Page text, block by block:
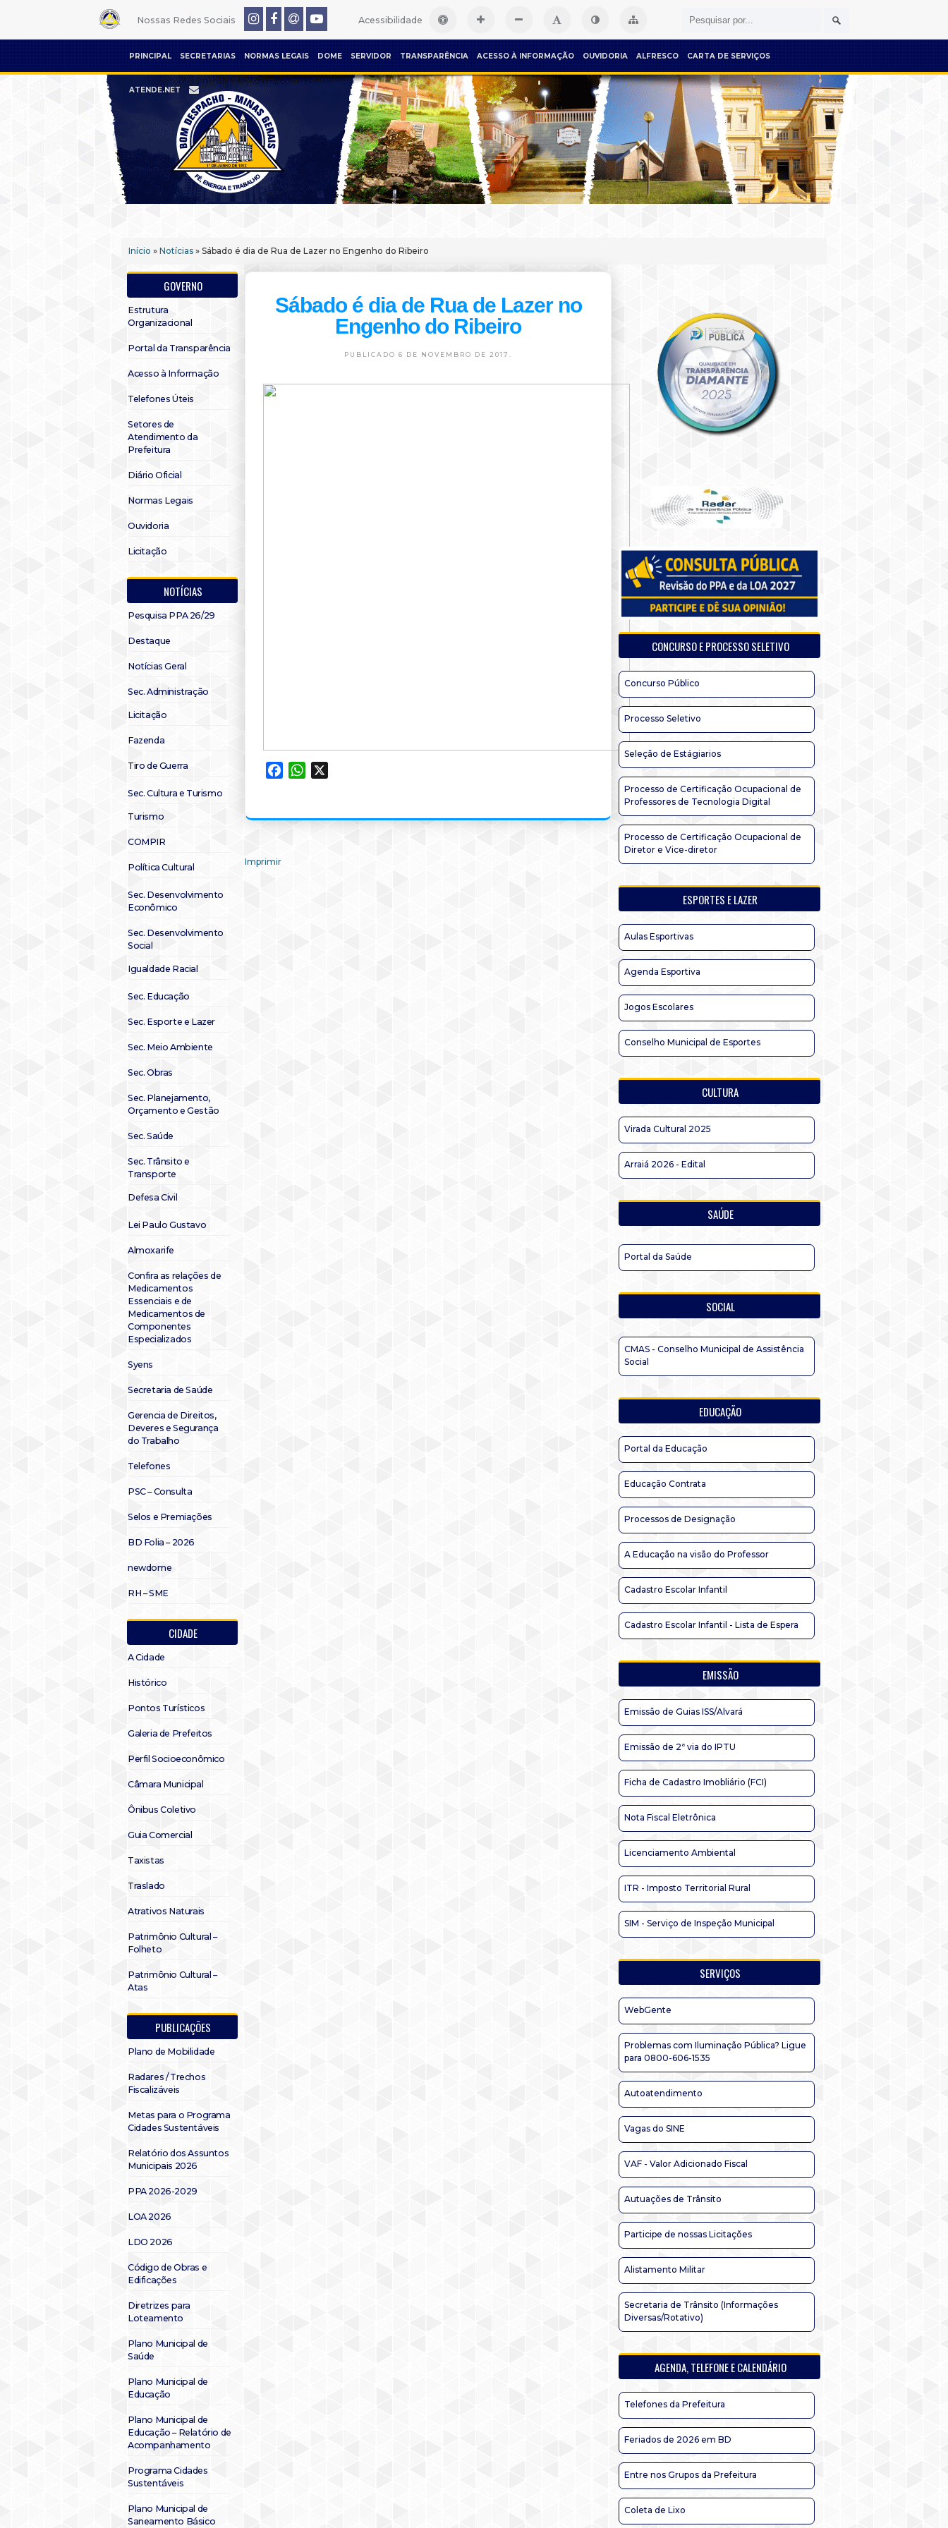
Nossas Redes Sociais Acessibilidade
PRINCIPAL SECRETARIAS NORMAS LEGAIS DOME SERVIDOR TRANSPARÊNCIA ACESSO À INFORMAÇÃO OUVIDORIA ALFRESCO CARTA DE SERVIÇOS
ATENDE.NET
Início » Notícias » Sábado é dia de Rua de Lazer no Engenho do Ribeiro
GOVERNO
Estrutura
Organizacional
Portal da Transparência
Acesso à Informação
Telefones Úteis
Setores de
Atendimento da
Prefeitura
Diário Oficial
Normas Legais
Ouvidoria
Licitação
NOTÍCIAS
Pesquisa PPA 26/29
Destaque
Notícias Geral
Sec. Administração
Licitação
Fazenda
Tiro de Guerra
Sec. Cultura e Turismo
Turismo
COMPIR
Política Cultural
Sec. Desenvolvimento
Econômico
Sec. Desenvolvimento
Social
Igualdade Racial
Sec. Educação
Sec. Esporte e Lazer
Sec. Meio Ambiente
Sec. Obras
Sec. Planejamento,
Orçamento e Gestão
Sec. Saúde
Sec. Trânsito e
Transporte
Defesa Civil
Lei Paulo Gustavo
Almoxarife
Confira as relações de
Medicamentos
Essenciais e de
Medicamentos de
Componentes
Especializados
Syens
Secretaria de Saúde
Gerencia de Direitos,
Deveres e Segurança
do Trabalho
Telefones
PSC – Consulta
Selos e Premiações
BD Folia – 2026
newdome
RH – SME
CIDADE
A Cidade
Histórico
Pontos Turísticos
Galeria de Prefeitos
Perfil Socioeconômico
Câmara Municipal
Ônibus Coletivo
Guia Comercial
Taxistas
Traslado
Atrativos Naturais
Patrimônio Cultural –
Folheto
Patrimônio Cultural –
Atas
PUBLICAÇÕES
Plano de Mobilidade
Radares / Trechos
Fiscalizáveis
Metas para o Programa
Cidades Sustentáveis
Relatório dos Assuntos
Municipais 2026
PPA 2026-2029
LOA 2026
LDO 2026
Código de Obras e
Edificações
Diretrizes para
Loteamento
Plano Municipal de
Saúde
Plano Municipal de
Educação
Plano Municipal de
Educação – Relatório de
Acompanhamento
Programa Cidades
Sustentáveis
Plano Municipal de
Saneamento Básico
Sábado é dia de Rua de Lazer no
Engenho do Ribeiro
PUBLICADO 6 DE NOVEMBRO DE 2017.
FacebookWhatsApp
Imprimir
CONCURSO E PROCESSO SELETIVO
Concurso Público
Processo Seletivo
Seleção de Estágiarios
Processo de Certificação Ocupacional de
Professores de Tecnologia Digital
Processo de Certificação Ocupacional de
Diretor e Vice-diretor
ESPORTES E LAZER
Aulas Esportivas
Agenda Esportiva
Jogos Escolares
Conselho Municipal de Esportes
CULTURA
Virada Cultural 2025
Arraiá 2026 - Edital
SAÚDE
Portal da Saúde
SOCIAL
CMAS - Conselho Municipal de Assistência
Social
EDUCAÇÃO
Portal da Educação
Educação Contrata
Processos de Designação
A Educação na visão do Professor
Cadastro Escolar Infantil
Cadastro Escolar Infantil - Lista de Espera
EMISSÃO
Emissão de Guias ISS/Alvará
Emissão de 2ª via do IPTU
Ficha de Cadastro Imobliário (FCI)
Nota Fiscal Eletrônica
Licenciamento Ambiental
ITR - Imposto Territorial Rural
SIM - Serviço de Inspeção Municipal
SERVIÇOS
WebGente
Problemas com Iluminação Pública? Ligue
para 0800-606-1535
Autoatendimento
Vagas do SINE
VAF - Valor Adicionado Fiscal
Autuações de Trânsito
Participe de nossas Licitações
Alistamento Militar
Secretaria de Trânsito (Informações
Diversas/Rotativo)
AGENDA, TELEFONE E CALENDÁRIO
Telefones da Prefeitura
Feriados de 2026 em BD
Entre nos Grupos da Prefeitura
Coleta de Lixo